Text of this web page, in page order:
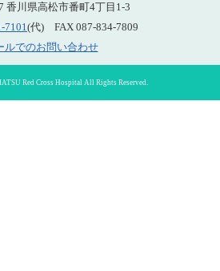
香川県高松市番町4丁目1-3
7101(代) FAX 087-834-7809
ルでのお問い合わせ
Red Cross Hospital All Rights Reserved.